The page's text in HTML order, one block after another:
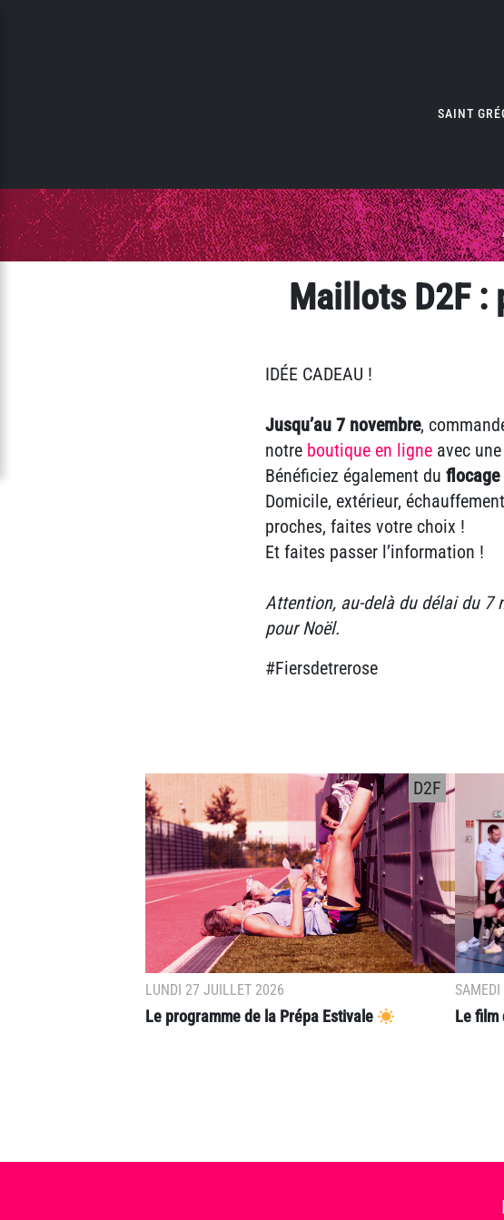
SAINT
Maillots D2F :
IDÉE CADEAU !
Jusqu’au 7 novembre,
notre boutique en ligne avec
Bénéficiez également du
Domicile, extérieur,
proches, faites votre choix !
Et faites passer l’information !
Attention, au-delà du délai du 7
pour Noël.
#Fiersdetrerose
LUNDI 27 JUILLET 2026
Le programme de la Prépa Estivale
D2F
Le